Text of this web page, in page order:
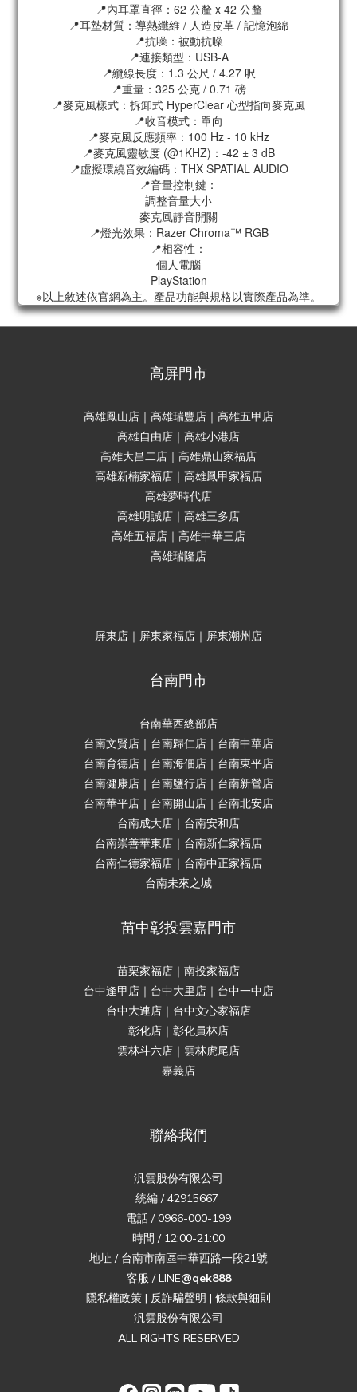
📍內耳罩直徑：62 公釐 x 42 公釐
📍耳墊材質：導熱纖維 / 人造皮革 / 記憶泡綿
📍抗噪：被動抗噪
📍連接類型：USB-A
📍纜線長度：1.3 公尺 / 4.27 呎
📍重量：325 公克 / 0.71 磅
📍麥克風樣式：拆卸式 HyperClear 心型指向麥克風
📍收音模式：單向
📍麥克風反應頻率：100 Hz - 10 kHz
📍麥克風靈敏度 (@1KHZ)：-42 ± 3 dB
📍虛擬環繞音效編碼：THX SPATIAL AUDIO
📍音量控制鍵：
調整音量大小
麥克風靜音開關
📍燈光效果：Razer Chroma™ RGB
📍相容性：
個人電腦
PlayStation
※以上敘述依官網為主。產品功能與規格以實際產品為準。
高屏門市
高雄鳳山店｜高雄瑞豐店｜高雄五甲店
高雄自由店｜高雄小港店
高雄大昌二店｜高雄鼎山家福店
高雄新楠家福店｜高雄鳳甲家福店
高雄夢時代店
高雄明誠店｜高雄三多店
高雄五福店｜高雄中華三店
高雄瑞隆店
屏東店｜屏東家福店｜屏東潮州店
台南門市
台南華西總部店
台南文賢店｜台南歸仁店｜台南中華店
台南育德店｜台南海佃店｜台南東平店
台南健康店｜台南鹽行店｜台南新營店
台南華平店｜台南開山店｜台南北安店
台南成大店｜台南安和店
台南崇善華東店｜台南新仁家福店
台南仁德家福店｜台南中正家福店
台南未來之城
苗中彰投雲嘉門市
苗栗家福店｜南投家福店
台中逢甲店｜台中大里店｜台中一中店
台中大連店｜台中文心家福店
彰化店｜彰化員林店
雲林斗六店｜雲林虎尾店
嘉義店
聯絡我們
汎雲股份有限公司
統編 / 42915667
電話 / 0966-000-199
時間 / 12:00-21:00
地址 / 台南市南區中華西路一段21號
客服 / LINE@qek888
隱私權政策 | 反詐騙聲明 | 條款與細則
汎雲股份有限公司
ALL RIGHTS RESERVED